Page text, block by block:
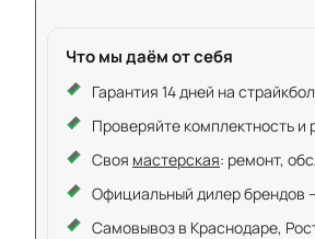
Что мы даём от себя
Гарантия 14 дней на
Проверяйте комплектность и
Своя мастерская: ремонт,
Официальный дилер брендов
Самовывоз в Краснодаре,